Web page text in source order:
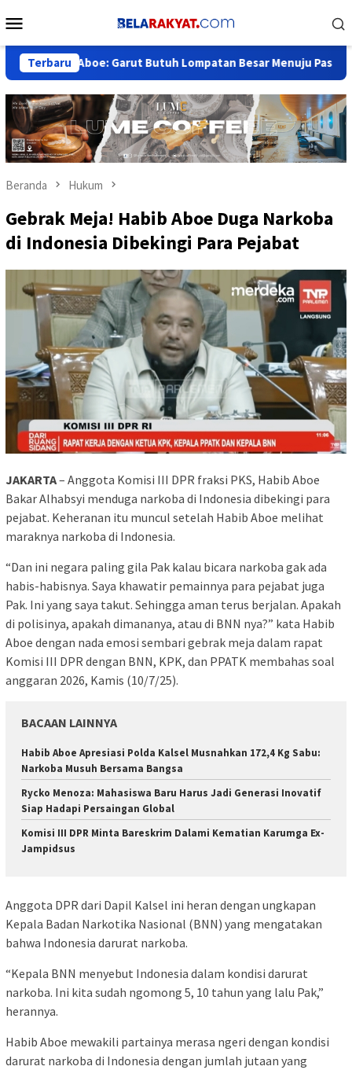
ke
Mobile
Terbaru
Aboe: Garut Butuh Lompatan Besar Menuju Pasar Dunia,
Beranda Hukum
Gebrak Meja! Habib Aboe Duga Narkoba
di Indonesia Dibekingi Para Pejabat
JAKARTA– Anggota Komisi III DPR fraksi PKS, Habib Aboe
Bakar Alhabsyi menduga narkoba di Indonesia dibekingi para
pejabat. Keheranan itu muncul setelah Habib Aboe melihat
maraknya narkoba di Indonesia.
“Dan ini negara paling gila Pak kalau bicara narkoba gak ada
habis-habisnya. Saya khawatir pemainnya para pejabat juga
Pak. Ini yang saya takut. Sehingga aman terus berjalan. Apakah
di polisinya, apakah dimananya, atau di BNN nya?” kata Habib
Aboe dengan nada emosi sembari gebrak meja dalam rapat
Komisi III DPR dengan BNN, KPK, dan PPATK membahas soal
anggaran 2026, Kamis (10/7/25).
BACAAN LAINNYA
Habib Aboe Apresiasi Polda Kalsel Musnahkan 172,4 Kg Sabu:
Narkoba Musuh Bersama Bangsa
Rycko Menoza: Mahasiswa Baru Harus Jadi Generasi Inovatif
Siap Hadapi Persaingan Global
Komisi III DPR Minta Bareskrim Dalami Kematian Karumga Ex-
Jampidsus
Anggota DPR dari Dapil Kalsel ini heran dengan ungkapan
Kepala Badan Narkotika Nasional (BNN) yang mengatakan
bahwa Indonesia darurat narkoba.
“Kepala BNN menyebut Indonesia dalam kondisi darurat
narkoba. Ini kita sudah ngomong 5, 10 tahun yang lalu Pak,”
herannya.
Habib Aboe mewakili partainya merasa ngeri dengan kondisi
darurat narkoba di Indonesia dengan jumlah jutaan yang